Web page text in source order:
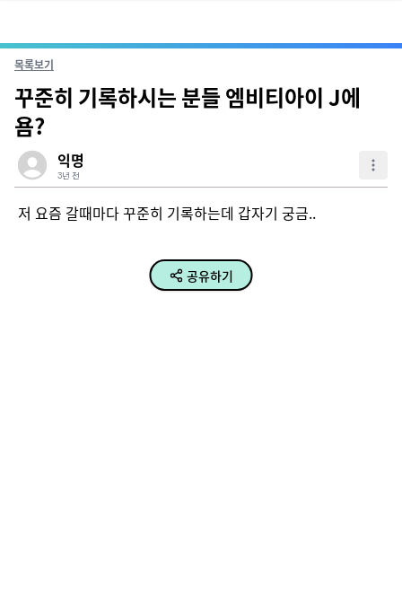
목록보기
꾸준히 기록하시는 분들 엠비티아이 J에
욤?
익명
3년 전
저 요즘 갈때마다 꾸준히 기록하는데 갑자기 궁금..
공유하기